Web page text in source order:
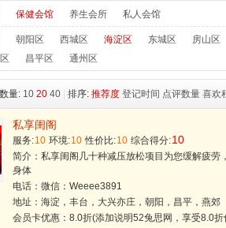
保健会馆 养生会所 私人会馆
朝阳区 西城区 海淀区 东城区 房山区
昌平区 通州区
数量: 10 20 40 排序: 推荐度 登记时间 点评数量 喜欢
私享闺阁
服务:10 环境:10 性价比:10 综合得分:10
简介：私享闺阁​几十种减压放松项目为您缓解疲
身体
电话：微信：Weeee3891
地址：海淀，丰台，大兴亦庄，朝阳，昌平，燕郊
会员卡优惠：8.0折(添加说明52兔思网，享受8.0折